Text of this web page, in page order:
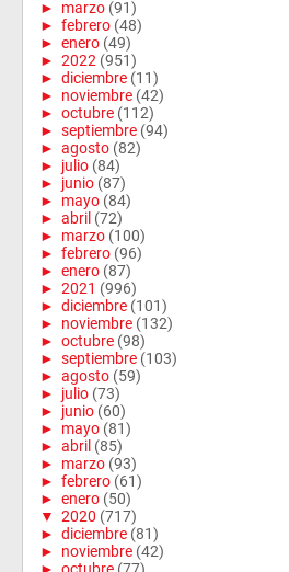
► marzo (91)
► febrero (48)
► enero (49)
► 2022 (951)
► diciembre (11)
► noviembre (42)
► octubre (112)
► septiembre (94)
► agosto (82)
► julio (84)
► junio (87)
► mayo (84)
► abril (72)
► marzo (100)
► febrero (96)
► enero (87)
► 2021 (996)
► diciembre (101)
► noviembre (132)
► octubre (98)
► septiembre (103)
► agosto (59)
► julio (73)
► junio (60)
► mayo (81)
► abril (85)
► marzo (93)
► febrero (61)
► enero (50)
▼ 2020 (717)
► diciembre (81)
► noviembre (42)